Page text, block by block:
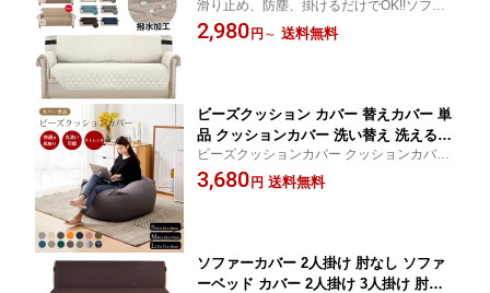
ファーパッド 肘掛け おしゃれ 撥水 滑
り止め 防塵 汚れ防止 ソファ ソファー
滑り止め、防塵、掛けるだけでOK!!ソファ
ーカバー シート190×279 3人掛け 三人掛け
ソファー カバー 2人掛け ソファ カバー 肘
2,980円 ～ 送料無料
ビーズクッション カバー 替えカバー 単
品 クッションカバー 洗い替え 洗える
カバー 伸びる 伸縮 ファスナー 取り外
し おしゃれ プレゼント ギフト 一人暮
ビーズクッションカバー クッションカバー
ビーズクッション 専用カバー 替えカバー
3,680円 送料無料
ソファーカバー 2人掛け 肘なし ソファ
ーベッド カバー 2人掛け 3人掛け 肘な